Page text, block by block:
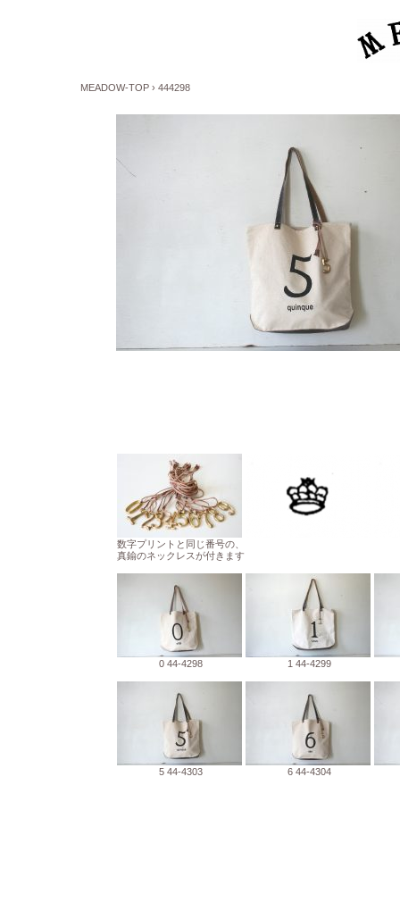
MEADOW-TOP › 444298
数字プリントと同じ番号の、
真鍮のネックレスが付きます
0 44-4298 1 44-4299
5 44-4303 6 44-4304